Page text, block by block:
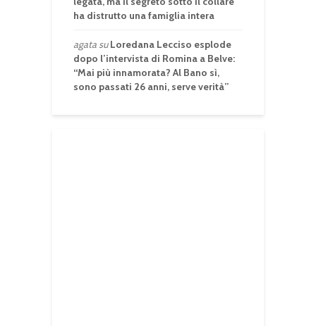
ha distrutto una famiglia intera
agatasuLoredana Lecciso esplode
dopo l’intervista di Romina a Belve:
“Mai più innamorata? Al Bano sì,
sono passati 26 anni, serve verità”